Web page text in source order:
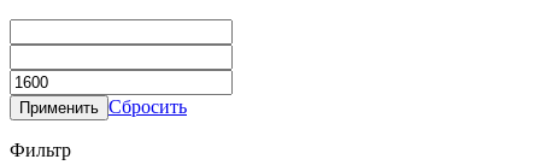
Применить Сбросить
Фильтр